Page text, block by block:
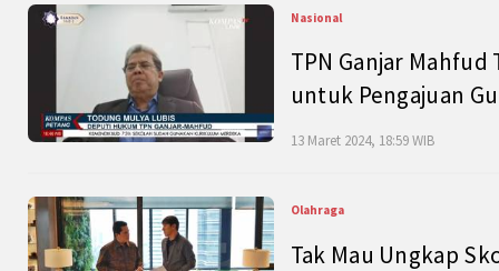
Nasional
TPN Ganjar
untuk Pengajuan
13 Maret 2024, 18:59 WIB
Olahraga
Tak Mau Ungkap